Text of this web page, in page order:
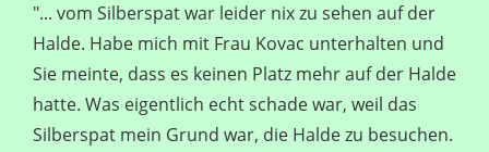
"... vom Silberspat war leider nix zu sehen auf der
Halde. Habe mich mit Frau Kovac unterhalten und
Sie meinte, dass es keinen Platz mehr auf der Halde
hatte. Was eigentlich echt schade war, weil das
Silberspat mein Grund war, die Halde zu besuchen.